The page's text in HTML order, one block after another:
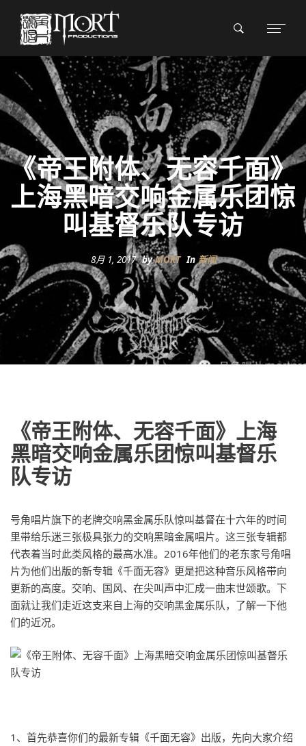
《帝王附体、无容千面》
上海黑暗交响金属乐团惊
叫基督乐队专访
8月 1, 2017 byMORT In 新闻
《帝王附体、无容千面》上海
黑暗交响金属乐团惊叫基督乐
队专访
号角唱片旗下的老牌交响黑金属乐队惊叫基督在十六年的时间
里带给乐迷三张极具张力的交响黑暗金属唱片。这三张专辑都
代表着当时此类风格的最高水准。2016年他们的老东家号角唱
片为他们出版的新专辑《千面无容》更是把这种音乐风格带向
更新的高度。交响、国风、在尖叫声中汇成一曲末世颂歌。下
面就让我们走近这支来自上海的交响黑金属乐队，了解一下他
们的近况。
1、首先恭喜你们的最新专辑《千面无容》出版，先向大家介绍